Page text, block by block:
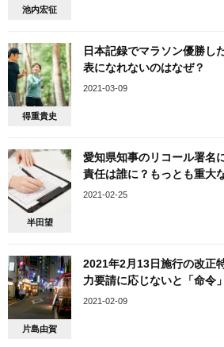
池内宏征
得重貴史
日本記録でマラソン優勝し
表になれないのはなぜ？
2021-03-09
半田望
愛知県知事のリコール署名
責任は誰に？もっとも重大
2021-02-25
片島由賀
2021年2月13日施行の改正
力要請に応じないと「命令
避できる「正当な理由」の
2021-02-09